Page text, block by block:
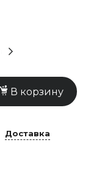
В корзину
Доставка